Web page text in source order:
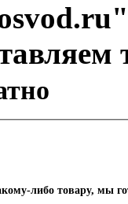
либо товару, мы